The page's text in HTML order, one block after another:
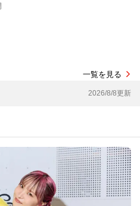
一覧を見る
2026/8/8更新